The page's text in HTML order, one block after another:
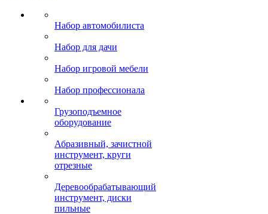
Набор автомобилиста
Набор для дачи
Набор игровой мебели
Набор профессионала
Грузоподъемное
оборудование
Абразивный, зачистной
инструмент, круги
отрезные
Деревообрабатывающий
инструмент, диски
пильные